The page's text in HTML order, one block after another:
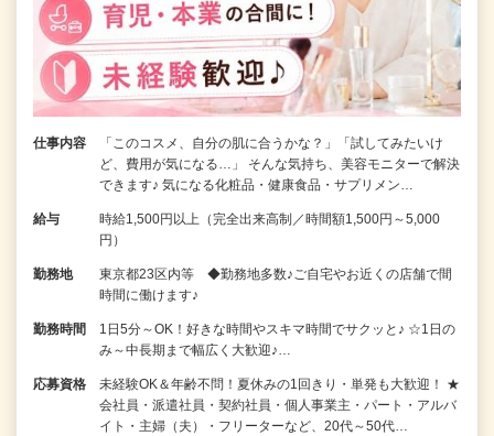
仕事内容
「このコスメ、自分の肌に合うかな？」「試してみたいけ
ど、費用が気になる…」 そんな気持ち、美容モニターで解決
できます♪ 気になる化粧品・健康食品・サプリメン…
給与
時給1,500円以上（完全出来高制／時間額1,500円～5,000
円）
勤務地
東京都23区内等 ◆勤務地多数♪ご自宅やお近くの店舗で間
時間に働けます♪
勤務時間
1日5分～OK！好きな時間やスキマ時間でサクッと♪ ☆1日の
み～中長期まで幅広く大歓迎♪…
応募資格
未経験OK＆年齢不問！夏休みの1回きり・単発も大歓迎！ ★
会社員・派遣社員・契約社員・個人事業主・パート・アルバ
イト・主婦（夫）・フリーターなど、20代～50代…